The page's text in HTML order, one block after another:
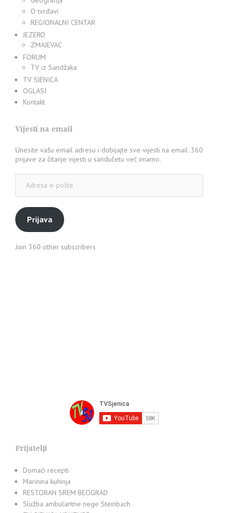
O tvrđavi
REGIONALNI CENTAR
JEZERO
ZMAJEVAC
FORUM
TV iz Sandžaka
TV SJENICA
OGLASI
Kontakt
Vijesti na email
Unesite vašu email adresu i dobijajte sve vijesti na email. 360
prijave za čitanje vijesti u sandučetu već imamo.
pošte
Prijava
Join 360 other subscribers
Prijatelji
Domaći recepti
Marinina kuhinja
RESTORAN SREM BEOGRAD
Služba ambulantne nege Steinbach